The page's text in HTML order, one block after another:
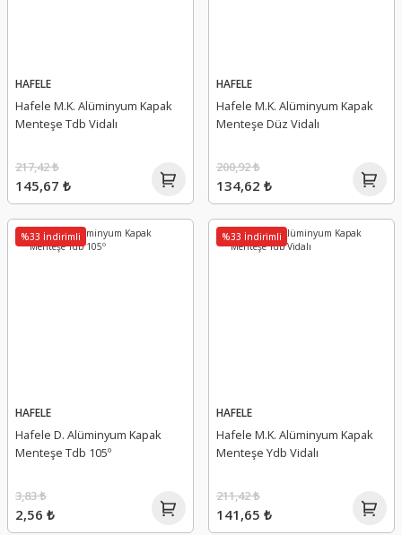
HAFELE
Hafele M.K. Alüminyum Kapak
Menteşe Tdb Vidalı
145,67 ₺
217,42 ₺
HAFELE
Hafele M.K. Alüminyum Kapak
Menteşe Düz Vidalı
134,62 ₺
200,92 ₺
%33 İndirimli
HAFELE
Hafele D. Alüminyum Kapak
Menteşe Tdb 105º
2,56 ₺
3,83 ₺
%33 İndirimli
HAFELE
Hafele M.K. Alüminyum Kapak
Menteşe Ydb Vidalı
141,65 ₺
211,42 ₺